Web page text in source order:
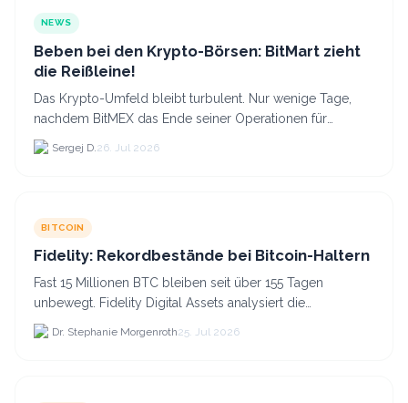
NEWS
Beben bei den Krypto-Börsen: BitMart zieht
die Reißleine!
Das Krypto-Umfeld bleibt turbulent. Nur wenige Tage,
nachdem BitMEX das Ende seiner Operationen für
September 2026 bekannt gegeben hat, zieht nun die
nächste gr...
Sergej D.26. Jul 2026
BITCOIN
Fidelity: Rekordbestände bei Bitcoin-Haltern
Fast 15 Millionen BTC bleiben seit über 155 Tagen
unbewegt. Fidelity Digital Assets analysiert die
Anlegerüberzeugung trotz Kursverlusten und einem
BTC-Preis.
Dr. Stephanie Morgenroth25. Jul 2026